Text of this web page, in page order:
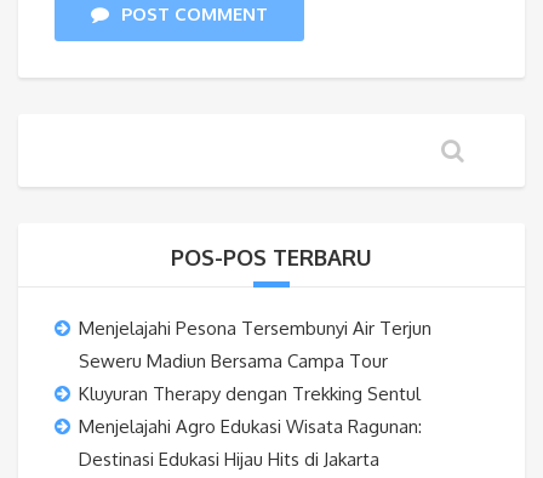
POST COMMENT
POS-POS TERBARU
Menjelajahi Pesona Tersembunyi Air Terjun
Seweru Madiun Bersama Campa Tour
Kluyuran Therapy dengan Trekking Sentul
Menjelajahi Agro Edukasi Wisata Ragunan:
Destinasi Edukasi Hijau Hits di Jakarta